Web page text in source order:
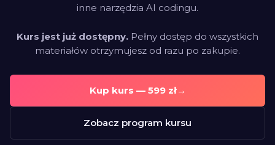
inne narzędzia AI codingu.
Kurs jest już dostępny. Pełny dostęp do wszystkich
materiałów otrzymujesz od razu po zakupie.
Kup kurs — 599zł→
Zobacz program kursu